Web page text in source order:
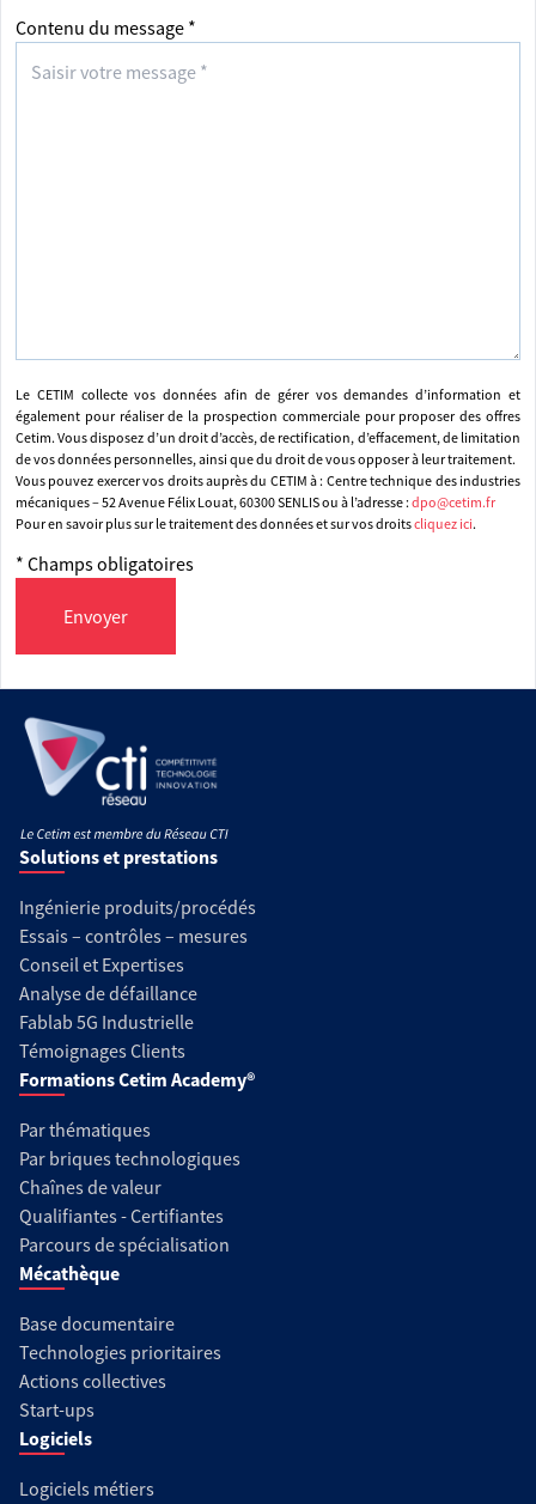
Contenu du message *
Le CETIM collecte vos données afin de gérer vos demandes d’information et
également pour réaliser de la prospection commerciale pour proposer des offres
Cetim. Vous disposez d’un droit d’accès, de rectification, d’effacement, de limitation
de vos données personnelles, ainsi que du droit de vous opposer à leur traitement.
Vous pouvez exercer vos droits auprès du CETIM à : Centre technique des industries
mécaniques – 52 Avenue Félix Louat, 60300 SENLIS ou à l’adresse : dpo@cetim.fr
Pour en savoir plus sur le traitement des données et sur vos droitscliquez ici.
* Champs obligatoires
Envoyer
Solutions et prestations
Ingénierie produits/procédés
Essais – contrôles – mesures
Conseil et Expertises
Analyse de défaillance
Fablab 5G Industrielle
Témoignages Clients
Formations Cetim Academy®
Par thématiques
Par briques technologiques
Chaînes de valeur
Qualifiantes - Certifiantes
Parcours de spécialisation
Mécathèque
Base documentaire
Technologies prioritaires
Actions collectives
Start-ups
Logiciels
Logiciels métiers